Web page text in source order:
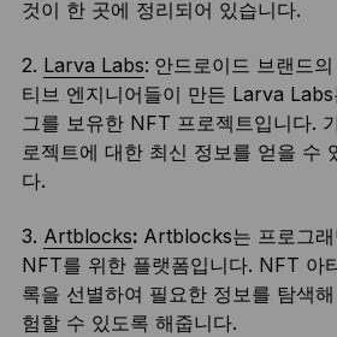
것이 한 곳에 정리되어 있습니다.
2. Larva Labs: 안드로이드 브랜드
티브 엔지니어들이 만든 Larva
그를 보유한 NFT 프로젝트입니다.
로젝트에 대한 최신 정보를 얻을 수
다.
3. Artblocks: Artblocks는 프로그
NFT를 위한 플랫폼입니다. NFT 아
록을 선별하여 필요한 정보를 탐색
험할 수 있도록 해줍니다.